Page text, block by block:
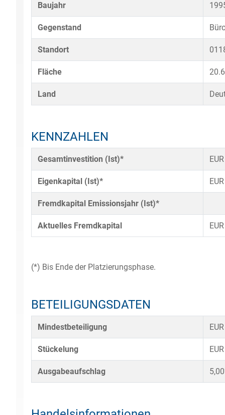
Baujahr
Gegenstand
Standort
Fläche
Land
KENNZAHLEN
Gesamtinvestition (Ist)*
Eigenkapital (Ist)*
Fremdkapital Emissionsjahr (Ist)*
Aktuelles Fremdkapital
(*) Bis Ende der Platzierungsphase.
BETEILIGUNGSDATEN
Mindestbeteiligung
Stückelung
Ausgabeaufschlag